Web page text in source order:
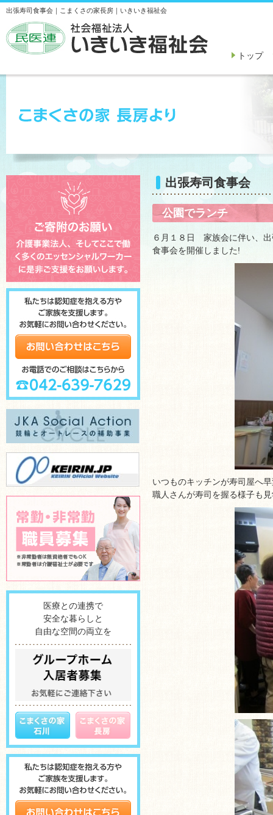
出張寿司食事会｜こまくさの家長房｜いきいき福祉会
トップ
出張寿司食事会
公園でランチ
６月１８日 家族会に伴い、
食事会を開催しました!
いつものキッチンが寿司屋へ
職人さんが寿司を握る様子も
医療との連携で
安全な暮らしと
自由な空間の両立を